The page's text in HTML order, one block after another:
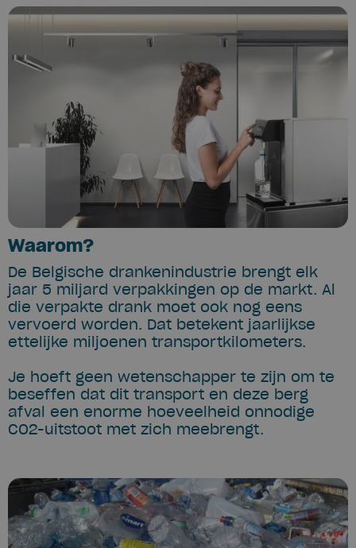
Waarom?
De Belgische drankenindustrie brengt elk
jaar 5 miljard verpakkingen op de markt. Al
die verpakte drank moet ook nog eens
vervoerd worden. Dat betekent jaarlijkse
ettelijke miljoenen transportkilometers.
Je hoeft geen wetenschapper te zijn om te
beseffen dat dit transport en deze berg
afval een enorme hoeveelheid onnodige
CO2-uitstoot met zich meebrengt.